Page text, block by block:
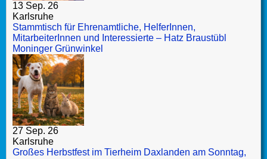
13 Sep. 26
Karlsruhe
Stammtisch für Ehrenamtliche, HelferInnen,
MitarbeiterInnen und Interessierte – Hatz Braustübl
Moninger Grünwinkel
27 Sep. 26
Karlsruhe
Großes Herbstfest im Tierheim Daxlanden am Sonntag,